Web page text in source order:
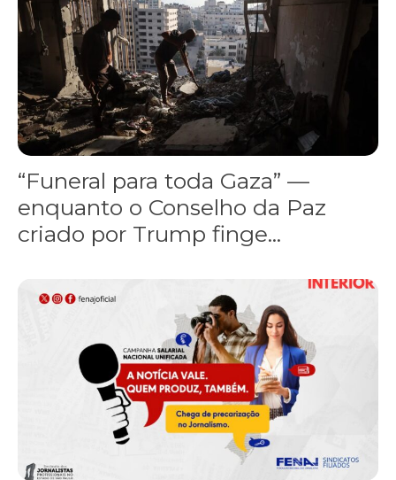
“Funeral para toda Gaza” —
enquanto o Conselho da Paz
criado por Trump finge...
Assinada nova CCT de jornais e revistas do interior